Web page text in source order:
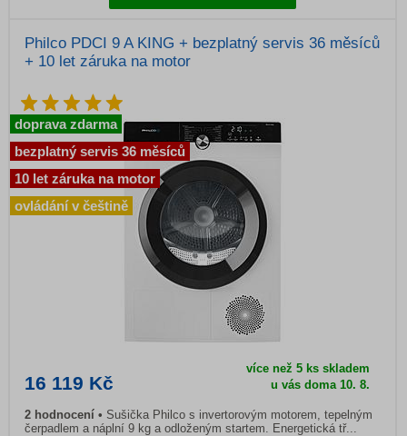
Philco PDCI 9 A KING + bezplatný servis 36 měsíců
+ 10 let záruka na motor
16 119 Kč
více než 5 ks skladem
u vás doma 10. 8.
2 hodnocení
Sušička Philco s invertorovým motorem, tepelným
čerpadlem a náplní 9 kg a odloženým startem. Energetická tř...
doprava zdarma
bezplatný servis 36 měsíců
10 let záruka na motor
ovládání v češtině